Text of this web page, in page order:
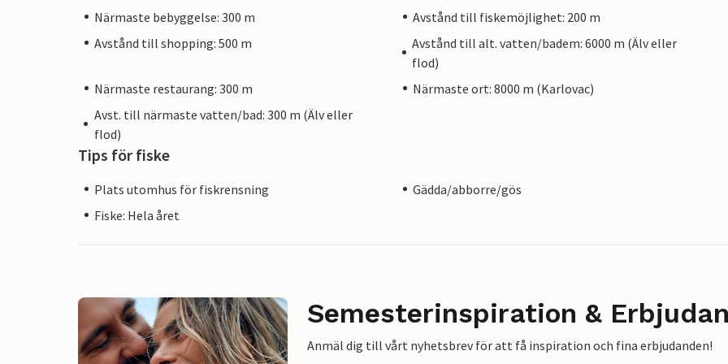
Närmaste bebyggelse: 300 m
Avstånd till fiskemöjlighet: 200 m
Avstånd till shopping: 500 m
Avstånd till alt. vatten/badem: 6000 m (Älv eller
flod)
Närmaste restaurang: 300 m
Närmaste ort: 8000 m (Karlovac)
Avst. till närmaste vatten/bad: 300 m (Älv eller
flod)
Tips för fiske
Plats utomhus för fiskrensning
Gädda/abborre/gös
Fiske: Hela året
Semesterinspiration &
Anmäl dig till vårt nyhetsbrev för att få inspiration och fina erbjudanden!